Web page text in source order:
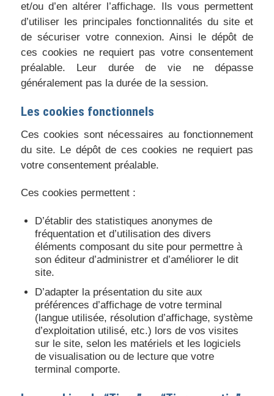
et/ou d’en altérer l’affichage. Ils vous permettent
d’utiliser les principales fonctionnalités du site et
de sécuriser votre connexion. Ainsi le dépôt de
ces cookies ne requiert pas votre consentement
préalable. Leur durée de vie ne dépasse
généralement pas la durée de la session.
Les cookies fonctionnels
Ces cookies sont nécessaires au fonctionnement
du site. Le dépôt de ces cookies ne requiert pas
votre consentement préalable.
Ces cookies permettent :
D’établir des statistiques anonymes de
fréquentation et d’utilisation des divers
éléments composant du site pour permettre à
son éditeur d’administrer et d’améliorer le dit
site.
D’adapter la présentation du site aux
préférences d’affichage de votre terminal
(langue utilisée, résolution d’affichage, système
d’exploitation utilisé, etc.) lors de vos visites
sur le site, selon les matériels et les logiciels
de visualisation ou de lecture que votre
terminal comporte.